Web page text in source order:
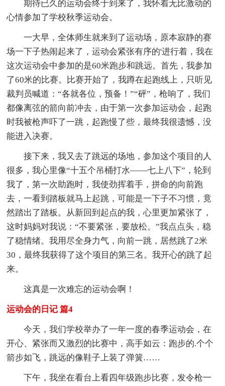
期待已久的运动会终于到来了，我怀着无比激动的
心情参加了学校秋季运动会。
一大早，全体师生就来到了运动场，原本寂静的赛
场一下子热闹起来了，运动会紧张有序的'进行着，我在
这次运动会中参加的是60米跑步和跳远。首先，我参加
了60米的比赛。比赛开始了，我蹲在起跑线上，只听见
裁判员喊道：“各就各位，预备！”“砰”，枪响了，我们
都像离弦的箭向前冲去，由于第一次参加运动会，起跑
时我被枪声吓了一跳，起跑慢了些，最终我很遗憾，没
能进入决赛。
接下来，我又去了跳远的场地，参加这个项目的人
很多，我心里像“十五个吊桶打水——七上八下”，轮到
我了，第一次助跑时，我使劲挥着手，拼命的向前跑
去，一看到踏板就马上起跳，可能是一下子不习惯，竟
然踏出了踏板。从新回到起点的我，心里更加紧张了，
这时妈妈对我说：“不要紧张，要放松。”我点点头，稳
了稳情绪。我用尽全身力气，向前一跳，居然跳了2米
30，最终我获得了这个项目的第三名。我开心的跳了起
来。
这真是一次难忘的运动会啊！
运动会的日记 篇4
今天，我们学校举办了一年一度的春季运动会，在
开心、紧张而又激烈的比赛中，高手如云：跑步的.个个
箭步如飞，跳远的像鞋子上装了弹簧……
下午，我坐在看台上看四年级跑步比赛，发令枪一